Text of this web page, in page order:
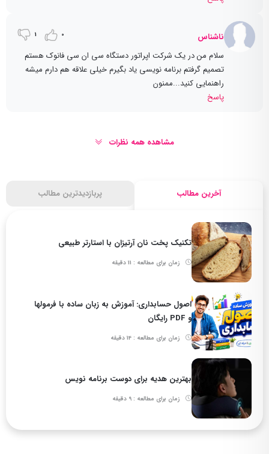
آخرین مطالب پربازدیدترین مطالب
تکنیک پخت نان آرتیزان با استارتر طبیعی
زمان برای مطالعه : 11 دقیقه
اصول حسابداری: آموزش به زبان ساده با فرمولها
و PDF رایگان
زمان برای مطالعه : 14 دقیقه
بهترین هدیه برای دوست برنامه نویس
زمان برای مطالعه : 9 دقیقه
ناشناس 0
1
سلام من در یک شرکت اپراتور دستگاه سی ان سی فانوک هستم
تصمیم گرفتم برنامه نویسی یاد بگیرم خیلی علاقه هم دارم میشه
راهنمایی کنید...ممنون
پاسخ
مشاهده همه نظرات